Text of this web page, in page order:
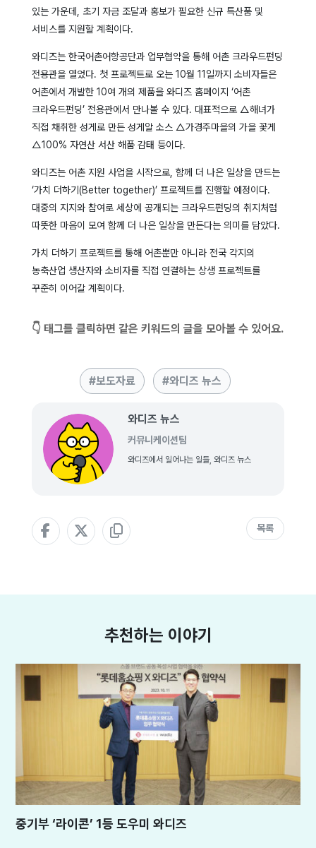
있는 가운데, 초기 자금 조달과 홍보가 필요한 신규 특산품 및
서비스를 지원할 계획이다.
와디즈는 한국어촌어항공단과 업무협약을 통해 어촌 크라우드펀딩
전용관을 열었다. 첫 프로젝트로 오는 10월 11일까지 소비자들은
어촌에서 개발한 10여 개의 제품을 와디즈 홈페이지 ‘어촌
크라우드펀딩’ 전용관에서 만나볼 수 있다. 대표적으로 △해녀가
직접 채취한 성게로 만든 성게알 소스 △가경주마을의 가을 꽃게
△100% 자연산 서산 해품 감태 등이다.
와디즈는 어촌 지원 사업을 시작으로, 함께 더 나은 일상을 만드는
‘가치 더하기(Better together)’ 프로젝트를 진행할 예정이다.
대중의 지지와 참여로 세상에 공개되는 크라우드펀딩의 취지처럼
따뜻한 마음이 모여 함께 더 나은 일상을 만든다는 의미를 담았다.
가치 더하기 프로젝트를 통해 어촌뿐만 아니라 전국 각지의
농축산업 생산자와 소비자를 직접 연결하는 상생 프로젝트를
꾸준히 이어갈 계획이다.
👇 태그를 클릭하면 같은 키워드의 글을 모아볼 수 있어요.
보도자료 와디즈 뉴스
와디즈 뉴스
커뮤니케이션팀
와디즈에서 일어나는 일들, 와디즈 뉴스
목록
추천하는 이야기
중기부 ‘라이콘’ 1등 도우미 와디즈